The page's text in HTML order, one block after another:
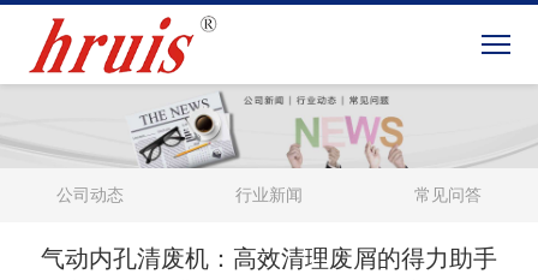
公司动态 行业新闻 常见问答
气动内孔清废机：高效清理废屑的得力助手